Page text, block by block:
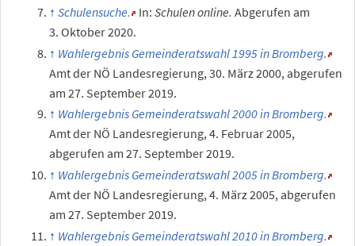
Schulensuche.
In: Schulen online. Abgerufen am
3. Oktober 2020.
Wahlergebnis Gemeinderatswahl 1995 in Bromberg.
Amt der NÖ Landesregierung, 30. März 2000, abgerufen
am 27. September 2019.
Wahlergebnis Gemeinderatswahl 2000 in Bromberg.
Amt der NÖ Landesregierung,4. Februar 2005,
abgerufen am 27. September 2019.
Wahlergebnis Gemeinderatswahl 2005 in Bromberg.
Amt der NÖ Landesregierung,4. März 2005, abgerufen
am 27. September 2019.
Wahlergebnis Gemeinderatswahl 2010 in Bromberg.